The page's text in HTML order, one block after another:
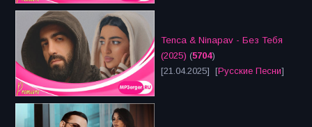
Tenca & Ninapav - Без Тебя
(2025) (5704)
[21.04.2025] [Русские Песни]